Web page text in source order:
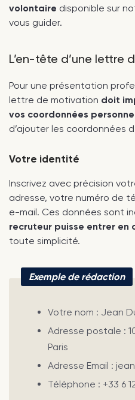
volontaire disponible sur
vous guider.
L’en-tête d’une lettre
Pour une présentation
lettre de motivation doit
vos coordonnées
d’ajouter les coordonnées
Votre identité
Inscrivez avec précision
adresse, votre numéro de
e-mail. Ces données sont
recruteur puisse entrer en
toute simplicité.
Exemple de rédaction
Votre nom : Jean
Adresse postale :
Paris
Adresse Email :
Téléphone : +33 6